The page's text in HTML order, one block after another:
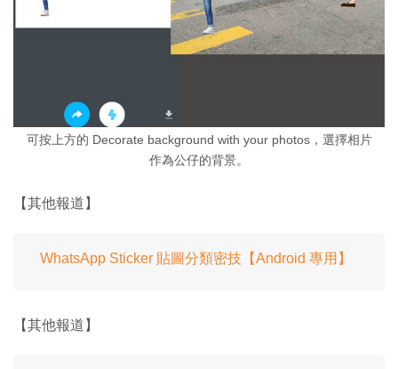
可按上方的 Decorate background with your photos，選擇相片
作為公仔的背景。
【其他報道】
WhatsApp Sticker 貼圖分類密技【Android 專用】
【其他報道】